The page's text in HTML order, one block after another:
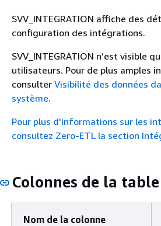
SVV_INTEGRATION affiche des
configuration des intégrations.
SVV_INTEGRATION n’est visible
utilisateurs. Pour de plus amples
consulter Visibilité des données
système.
Pour plus d'informations sur les
consultez Zero-ETL la section
Colonnes de la table
Nom de la colonne